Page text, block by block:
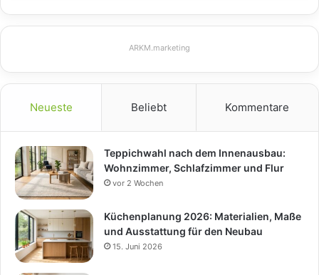
ARKM.marketing
Neueste Beliebt Kommentare
Teppichwahl nach dem Innenausbau:
Wohnzimmer, Schlafzimmer und Flur
vor 2 Wochen
Küchenplanung 2026: Materialien, Maße
und Ausstattung für den Neubau
15. Juni 2026